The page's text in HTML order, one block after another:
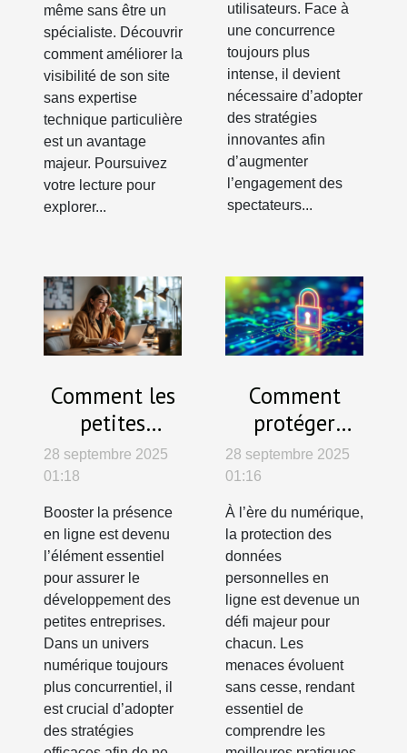
même sans être un
spécialiste. Découvrir
comment améliorer la
visibilité de son site
sans expertise
technique particulière
est un avantage
majeur. Poursuivez
votre lecture pour
explorer...
utilisateurs. Face à
une concurrence
toujours plus
intense, il devient
nécessaire d’adopter
des stratégies
innovantes afin
d’augmenter
l’engagement des
spectateurs...
Comment les
petites
entreprises
peuvent-elles
optimiser leur
visibilité en
ligne ?
28 septembre 2025
01:18
Booster la présence
en ligne est devenu
l’élément essentiel
pour assurer le
développement des
petites entreprises.
Dans un univers
numérique toujours
plus concurrentiel, il
est crucial d’adopter
des stratégies
Comment
protéger
efficacement
vos données
personnelles
en ligne ?
28 septembre 2025
01:16
À l’ère du numérique,
la protection des
données
personnelles en
ligne est devenue un
défi majeur pour
chacun. Les
menaces évoluent
sans cesse, rendant
essentiel de
comprendre les